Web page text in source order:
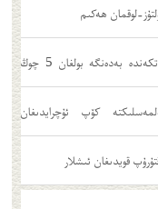
لوقمان ھەكىم
جىنسى تۇرمۇش كۆپ بولۇپ كەتكەندە بەدەنگە بولغان 5 چوڭ
كۆپ ئۇچرايدىغان
قويدىغان ئىشلار